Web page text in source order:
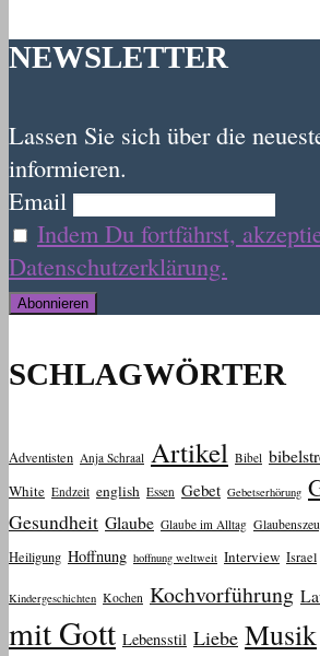
NEWSLETTER
Lassen Sie sich über die
informieren.
Email
Indem Du fortfährst,
Datenschutzerklärung.
SCHLAGWÖRTER
Adventisten Anja Schraal Artikel Bibel
White Endzeit english Essen Gebet Gebetserhörung
Gesundheit Glaube Glaube im Alltag
Heiligung Hoffnung hoffnung weltweit Interview Israel
Kindergeschichten Kochen Kochvorführung
mit Gott Lebensstil Liebe Musik